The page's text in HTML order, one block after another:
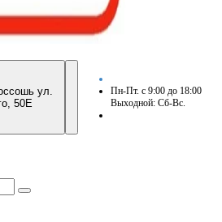
ул.
50Е
Пн-Пт. с 9:00 до 18:00
Выходной: Сб-Вс.